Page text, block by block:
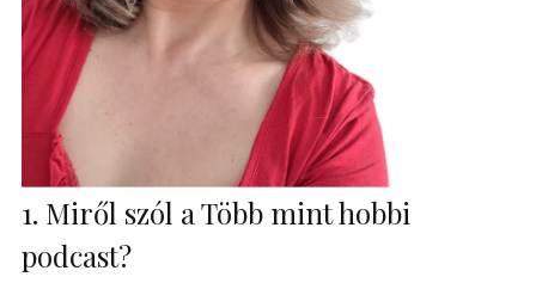
1. Miről szól a Több mint hobbi
podcast?